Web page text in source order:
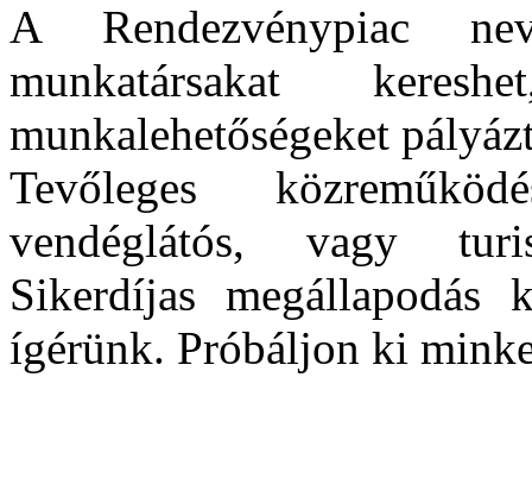
A Rendezvénypiac
munkatársakat
munkalehetőségeket
Tevőleges
vendéglátós, vagy
Sikerdíjas megállapodás
ígérünk. Próbáljon ki